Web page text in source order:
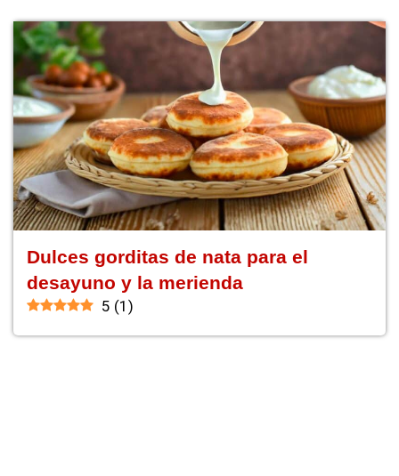
Dulces gorditas de nata para el
desayuno y la merienda
5 (1 )